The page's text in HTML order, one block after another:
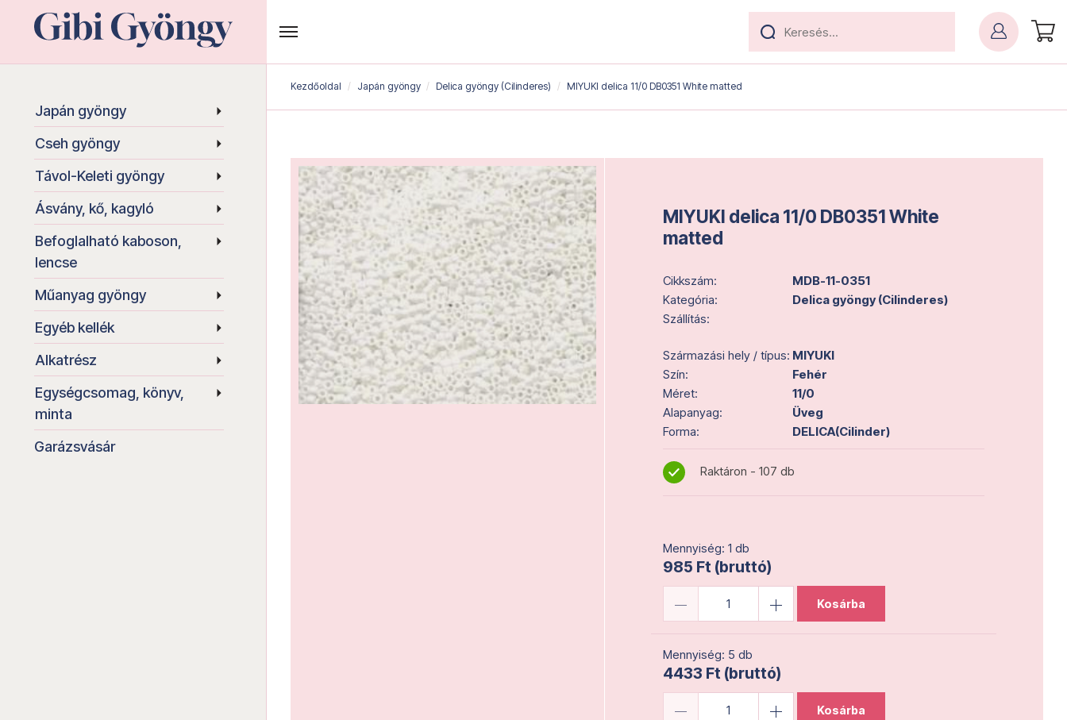
Japán gyöngy
Cseh gyöngy
Távol-Keleti gyöngy
Ásvány, kő, kagyló
Befoglalható kaboson,
lencse
Műanyag gyöngy
Egyéb kellék
Alkatrész
Egységcsomag, könyv,
minta
Garázsvásár
Kezdőoldal Japán gyöngy Delica gyöngy (Cilinderes) MIYUKI delica 11/0 DB0351 White matted
MIYUKI delica 11/0 DB0351 White
matted
Cikkszám:
MDB-11-0351
Kategória:
Delica gyöngy (Cilinderes)
Szállítás:
Származási hely / típus: MIYUKI
Szín:
Fehér
Méret:
11/0
Alapanyag:
Üveg
Forma:
DELICA(Cilinder)
Raktáron - 107 db
Mennyiség: 1 db
985 Ft (bruttó)
Kosárba
Mennyiség: 5 db
4433 Ft (bruttó)
Kosárba